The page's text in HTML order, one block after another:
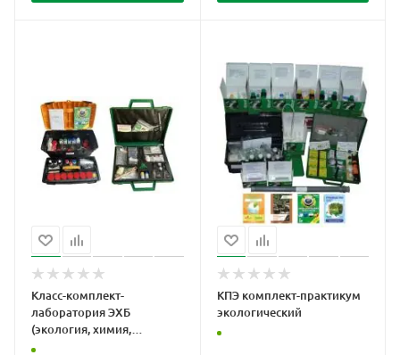
Класс-комплект-
лаборатория ЭХБ
(экология, химия,
биология) (комплект
КПЭ комплект-практикум
экологический